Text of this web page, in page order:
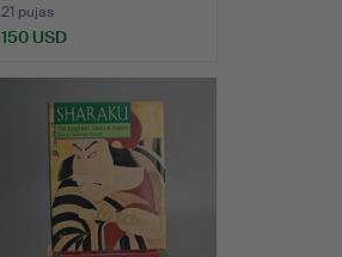
21 pujas
150 USD